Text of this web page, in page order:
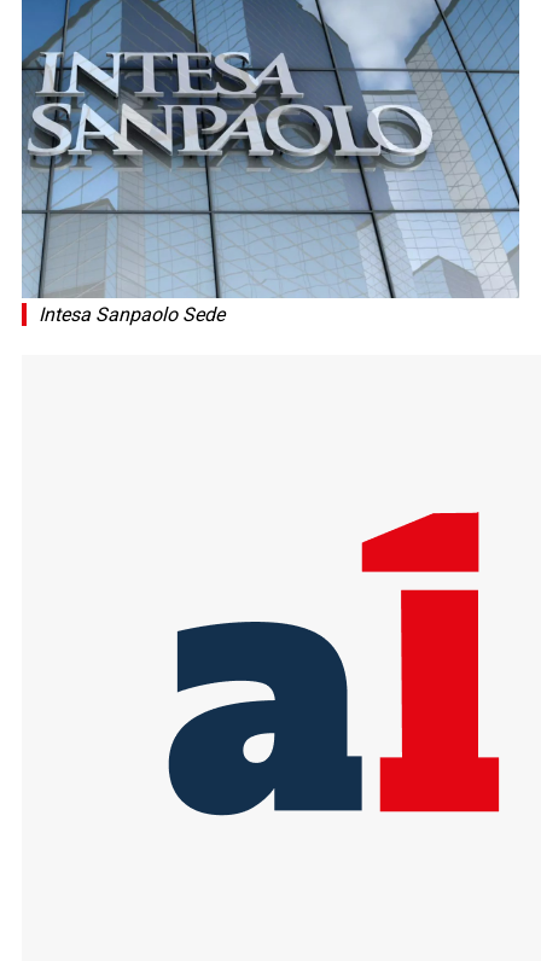
Intesa Sanpaolo Sede